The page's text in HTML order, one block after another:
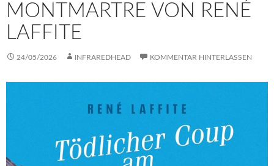
MONTMARTRE VON RENÉ
LAFFITE
24/05/2026 INFRAREDHEAD KOMMENTAR HINTERLASSEN